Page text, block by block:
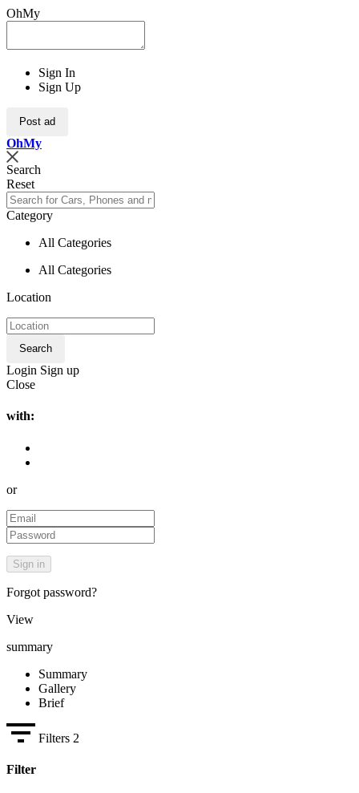
OhMy
Sign In
Sign Up
Post ad
OhMy
Search
Reset
Category
All Categories
All Categories
Location
Search
Login Sign up
Close
with:
or
Forgot password?
View
summary
Summary
Gallery
Brief
Filters 2
Filter